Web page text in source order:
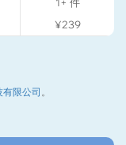
1+ 件
¥239
限公司 。